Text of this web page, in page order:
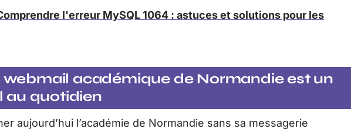
l'erreur MySQL 1064 : astuces et solutions pour les
webmail académique de Normandie est un
au quotidien
aujourd’hui l’académie de Normandie sans sa messagerie